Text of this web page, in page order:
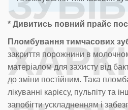
* Дивитись повний прайс
Пломбування тимчасових
закриття порожнини в
матеріалом для захисту від
до зміни постійним. Така
лікуванні карієсу, пульпіту та
запобігти ускладненням і